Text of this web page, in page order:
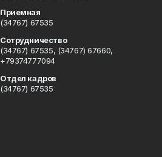
Приемная
(34767) 67535
Сотрудничество
(34767) 67535, (34767) 67660,
+79374777094
Отдел кадров
(34767) 67535